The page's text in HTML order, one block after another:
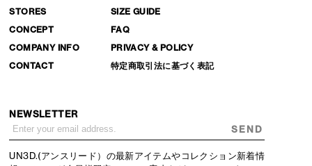
STORES
CONCEPT
COMPANY INFO
CONTACT
SIZE GUIDE
FAQ
PRIVACY & POLICY
特定商取引法に基づく表記
NEWSLETTER
SEND
UN3D.(アンスリード）の最新アイテムやコレクション新着情